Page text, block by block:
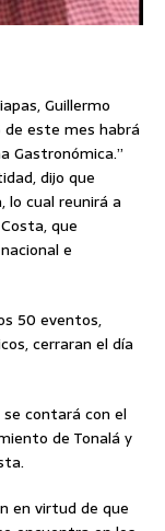
Guillermo
este mes habrá
Gastronómica.”
dijo que
lo cual reunirá a
que
e
50 eventos,
cerraran el día
contará con el
de Tonalá y
en virtud de que